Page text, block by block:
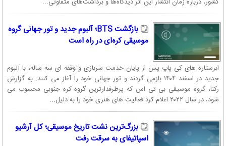
بازگشت BTS؛ آلبوم جدید و تور جهانی گروه
موسیقی کره‌ای در راه است
ابرستاره های کی پاپ پس از پایان خدمت سربازی و وقفه ای سه ساله، با آلبوم
جدید در اسفند ۱۴۰۴ بازمی گردند و تور جهانی خود را آغاز می کنند. به گزارش
رکنا، گروه موسیقی بی تی اس که پرطرفدارترین گروه کره جنوبی محسوب می
شود، در سال ۲۰۲۲ اعلام کرد فعالیت های هنری خود را به دلیل...
بزرگ‌ترین نشت تاریخ موسیقی؛ کل آرشیو
اسپاتیفای به سرقت رفت